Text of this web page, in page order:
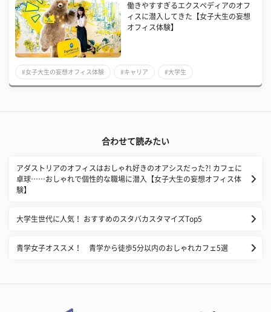
働きやすすぎるエクスペディアのオフ
ィスに潜入してきた【女子大生の妄想
オフィス体験】
#女子大生の妄想オフィス体験 #キャリア #大学生
合わせて読みたい
アダストリアのオフィスはおしゃれ好きのオアシスだった?! カフェに
卓球……おしゃれで個性的な職場に潜入【女子大生の妄想オフィス体
験】
大学生世代に人気！ おすすめのスタバカスタマイズTop5
青学女子オススメ！ 青学から徒歩5分以内のおしゃれカフェ5選